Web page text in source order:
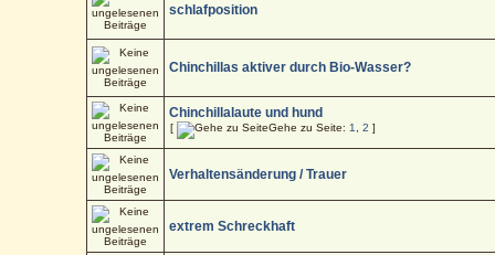
schlafposition
Chinchillas aktiver durch Bio-Wasser?
Chinchillalaute und hund
[ Gehe zu Seite: 1 ,2 ]
Verhaltensänderung / Trauer
extrem Schreckhaft